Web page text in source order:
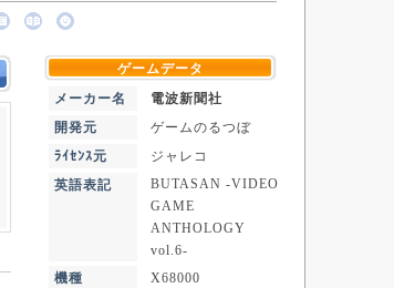
ゲームデータ
メーカー名
電波新聞社
開発元
ゲームのるつぼ
ﾗｲｾﾝｽ元
ジャレコ
英語表記
BUTASAN -VIDEO
GAME
ANTHOLOGY
vol.6-
機種
X68000